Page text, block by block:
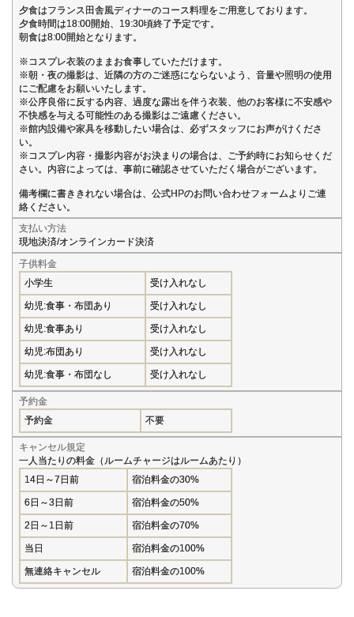
夕食はフランス田舎風ディナーのコース料理をご用意しております。
夕食時間は18:00開始、19:30頃終了予定です。
朝食は8:00開始となります。
※コスプレ衣装のままお食事していただけます。
※朝・夜の撮影は、近隣の方のご迷惑にならないよう、音量や照明の使用
にご配慮をお願いいたします。
※公序良俗に反する内容、過度な露出を伴う衣装、他のお客様に不安感や
不快感を与える可能性のある撮影はご遠慮ください。
※館内設備や家具を移動したい場合は、必ずスタッフにお声がけくださ
い。
※コスプレ内容・撮影内容がお決まりの場合は、ご予約時にお知らせくだ
さい。内容によっては、事前に確認させていただく場合がございます。
備考欄に書ききれない場合は、公式HPのお問い合わせフォームよりご連
絡ください。
支払い方法
現地決済/オンラインカード決済
子供料金
小学生
受け入れなし
幼児:食事・布団あり 受け入れなし
幼児:食事あり 受け入れなし
幼児:布団あり 受け入れなし
幼児:食事・布団なし 受け入れなし
予約金
予約金
不要
キャンセル規定
一人当たりの料金（ルームチャージはルームあたり）
14日～7日前
宿泊料金の30%
6日～3日前 宿泊料金の50%
2日～1日前 宿泊料金の70%
当日 宿泊料金の100%
無連絡キャンセル 宿泊料金の100%